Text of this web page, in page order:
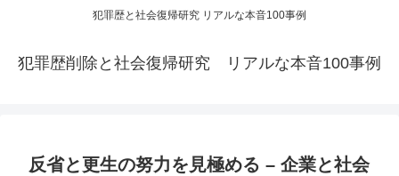
犯罪歴と社会復帰研究 リアルな本音100事例
犯罪歴削除と社会復帰研究 リアルな本音100事例
反省と更生の努力を見極める – 企業と社会